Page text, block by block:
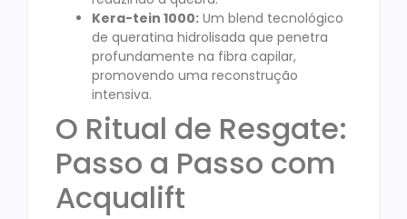
Kera-tein 1000: Um blend tecnológico
de queratina hidrolisada que penetra
profundamente na fibra capilar,
promovendo uma reconstrução
intensiva.
O Ritual de Resgate:
Passo a Passo com
Acqualift